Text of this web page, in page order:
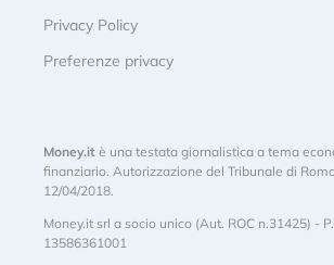
Privacy Policy
Preferenze privacy
Money.it è una testata giornalistica a tema
finanziario. Autorizzazione del Tribunale di
12/04/2018.
Money.it srl a socio unico (Aut. ROC n.31425) -
13586361001